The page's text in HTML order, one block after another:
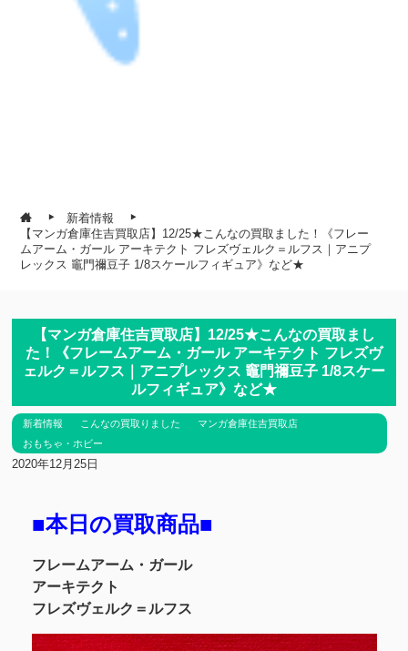
新着情報
【マンガ倉庫住吉買取店】12/25★こんなの買取ました！《フレー
ムアーム・ガール アーキテクト フレズヴェルク＝ルフス｜アニプ
レックス 竈門禰豆子 1/8スケールフィギュア》など★
【マンガ倉庫住吉買取店】12/25★こんなの買取まし
た！《フレームアーム・ガール アーキテクト フレズヴ
ェルク＝ルフス｜アニプレックス 竈門禰豆子 1/8スケー
ルフィギュア》など★
新着情報 こんなの買取りました
マンガ倉庫住吉買取店
おもちゃ・ホビー
2020年12月25日
■本日の買取商品■
フレームアーム・ガール
アーキテクト
フレズヴェルク＝ルフス